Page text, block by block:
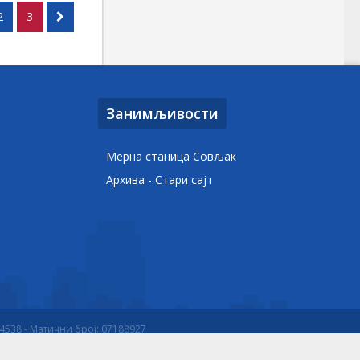
3
Занимљивости
Мерна станица Совљак
Архива - Стари сајт
- Матични број: 07188927